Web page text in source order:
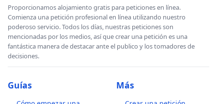
Proporcionamos alojamiento gratis para peticiones en línea.
Comienza una petición profesional en línea utilizando nuestro
poderoso servicio. Todos los días, nuestras peticiones son
mencionadas por los medios, así que crear una petición es una
fantástica manera de destacar ante el publico y los tomadores de
decisiones.
Guías Más